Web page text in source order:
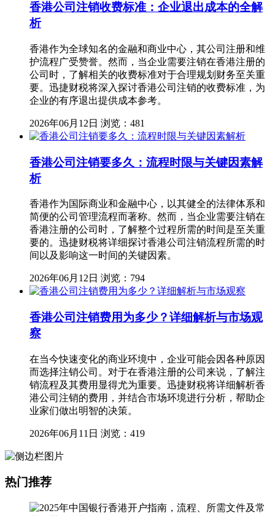
香港公司注销收费标准：企业退出成本的全解
析
香港作为全球知名的金融和商业中心，其公司注册和维
护流程广受赞誉。然而，当企业需要注销在香港注册的
公司时，了解相关的收费标准对于合理规划财务至关重
要。迅捷财税将深入探讨香港公司注销的收费标准，为
企业的有序退出提供成本参考。
2026年06月12日 浏览：481
香港公司注销要多久：流程时限与关键因素解
析
香港作为国际商业和金融中心，以其健全的法律体系和
简便的公司管理流程而著称。然而，当企业需要注销在
香港注册的公司时，了解整个过程所需的时间是至关重
要的。迅捷财税将详细探讨香港公司注销流程所需的时
间以及影响这一时间的关键因素。
2026年06月12日 浏览：794
香港公司注销费用为多少？详细解析与市场观
察
在当今快速变化的商业环境中，企业可能会因各种原因
而选择注销公司。对于在香港注册的公司来说，了解注
销流程及其费用显得尤为重要。迅捷财税将详细解析香
港公司注销的费用，并结合市场环境进行分析，帮助企
业家们做出明智的决策。
2026年06月11日 浏览：419
热门推荐